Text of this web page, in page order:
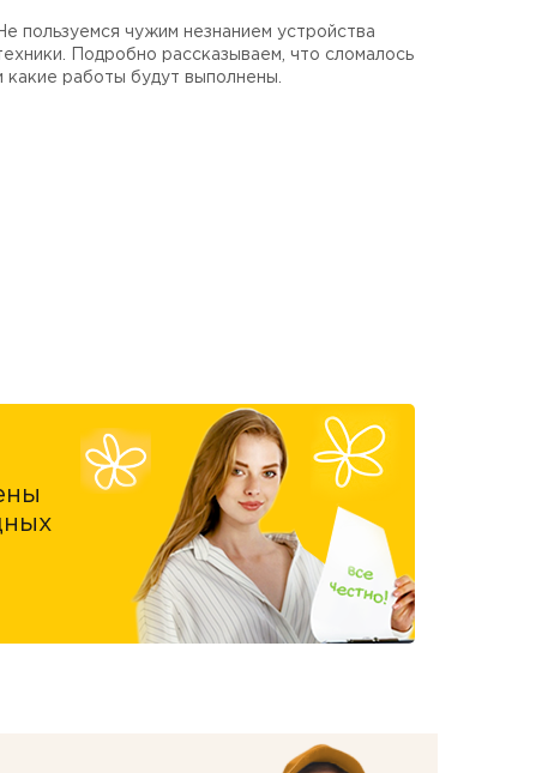
пользуемся чужим незнанием устройства
Подробно рассказываем, что сломалось
какие работы будут выполнены.